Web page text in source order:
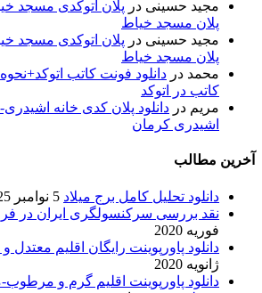
مجید حسینی در پلان اتوکدی مسجد
پلان مسجد خیاط
مجید حسینی در پلان اتوکدی مسجد
پلان مسجد خیاط
محمد در دانلود فونت کاتب
کاتب در اتوکد
مریم در دانلود پلان کدی خانه
اشیدری کرمان
آخرین مطالب
دانلود تحلیل کامل برج میلاد 5 نوامبر 2025
نقد بررسی سرکنسولگری ایران در
فوریه 2020
دانلود پاورپوینت رایگان اقلیم
ژانویه 2020
دانلود پاورپوینت اقلیم گرم و